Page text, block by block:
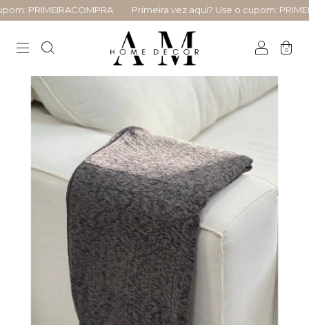
PRIMEIRACOMPRA Primeira vez aqui? Use o cupom:
0